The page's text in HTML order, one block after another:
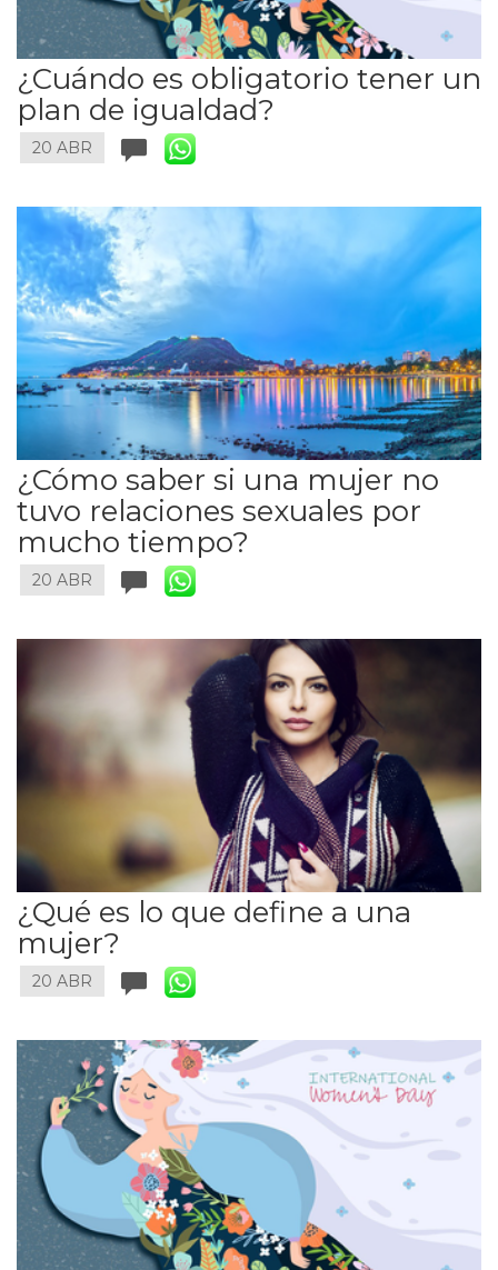
¿Cuándo es obligatorio tener un
plan de igualdad?
20 ABR
¿Cómo saber si una mujer no
tuvo relaciones sexuales por
mucho tiempo?
20 ABR
¿Qué es lo que define a una
mujer?
20 ABR